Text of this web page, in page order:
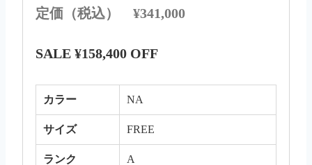
定価（税込） ¥341,000
SALE ¥158,400 OFF
カラー NA
サイズ FREE
ランク A